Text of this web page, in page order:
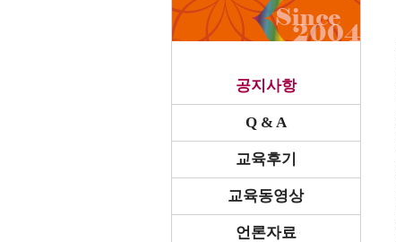
공지사항
Q & A
교육후기
교육동영상
언론자료